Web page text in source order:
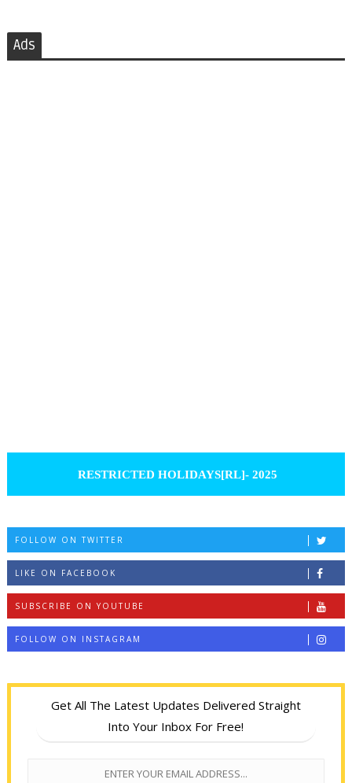
Ads
RESTRICTED HOLIDAYS[RL]- 2025
FOLLOW ON TWITTER
LIKE ON FACEBOOK
SUBSCRIBE ON YOUTUBE
FOLLOW ON INSTAGRAM
Get All The Latest Updates Delivered Straight
Into Your Inbox For Free!